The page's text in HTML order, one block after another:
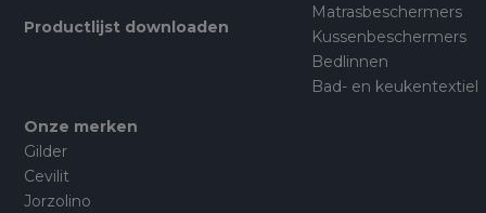
Productlijst downloaden
Matrasbeschermers
Kussenbeschermers
Bedlinnen
Bad- en keukentextiel
Onze merken
Gilder
Cevilit
Jorzolino